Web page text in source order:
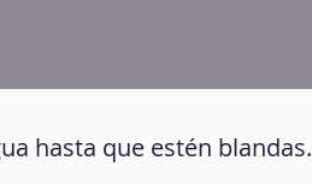
hasta que estén blandas.